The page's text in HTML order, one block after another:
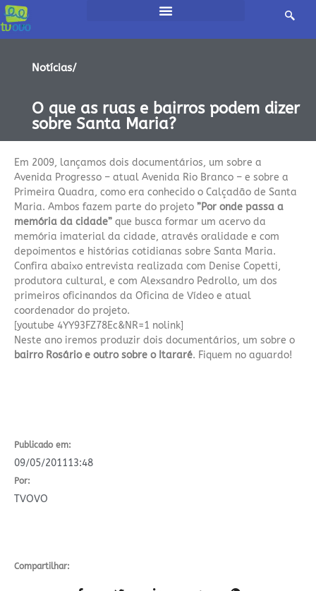
Notícias/
O que as ruas e bairros podem dizer
sobre Santa Maria?
Em 2009, lançamos dois documentários, um sobre a
Avenida Progresso – atual Avenida Rio Branco – e sobre a
Primeira Quadra, como era conhecido o Calçadão de Santa
Maria. Ambos fazem parte do projeto ”Por onde passa a
memória da cidade” que busca formar um acervo da
memória imaterial da cidade, através oralidade e com
depoimentos e histórias cotidianas sobre Santa Maria.
Confira abaixo entrevista realizada com Denise Copetti,
produtora cultural, e com Alexsandro Pedrollo, um dos
primeiros oficinandos da Oficina de Vídeo e atual
coordenador do projeto.
[youtube 4YY93FZ78Ec&NR=1 nolink]
Neste ano iremos produzir dois documentários, um sobre o
bairro Rosário e outro sobre o Itararé. Fiquem no aguardo!
Publicado em:
09/05/201113:48
Por:
TVOVO
Compartilhar: